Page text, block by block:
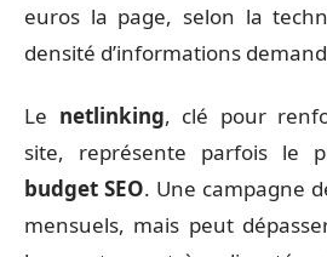
euros la page, selon la
densité d’informations
Le netlinking, clé pour
site, représente parfois le
budget SEO. Une campagne
mensuels, mais peut